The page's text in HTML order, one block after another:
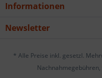
Informationen
Newsletter
* Alle Preise inkl. gesetzl.